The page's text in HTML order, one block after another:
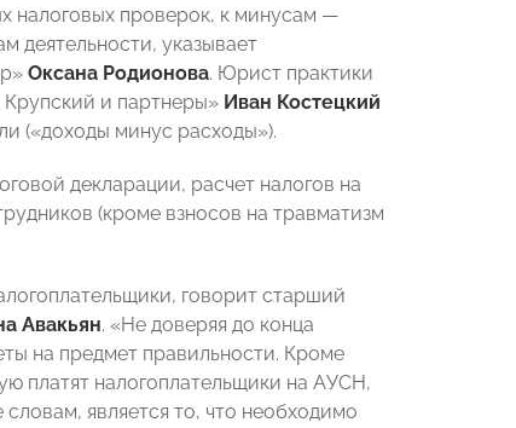
налоговых проверок, к минусам —
деятельности, указывает
Оксана Родионова. Юрист практики
и партнеры» Иван Костецкий
(«доходы минус расходы»).
декларации, расчет налогов на
(кроме взносов на травматизм
говорит старший
Авакьян. «Не доверяя до конца
на предмет правильности. Кроме
платят налогоплательщики на АУСН,
является то, что необходимо